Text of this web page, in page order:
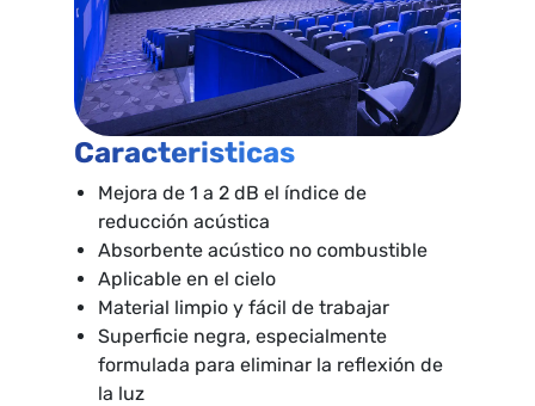
Caracteristicas
Mejora de 1 a 2 dB el índice de
reducción acústica
Absorbente acústico no combustible
Aplicable en el cielo
Material limpio y fácil de trabajar
Superficie negra, especialmente
formulada para eliminar la reflexión de
la luz